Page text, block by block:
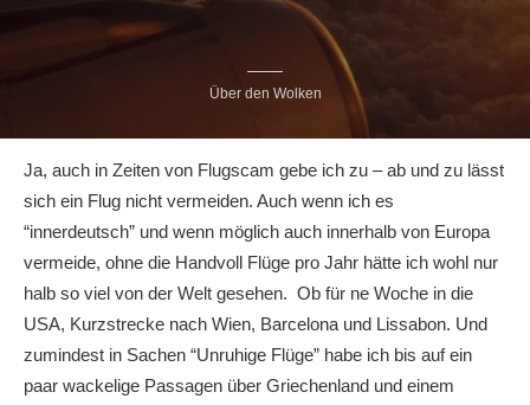
Über den Wolken
Ja, auch in Zeiten von Flugscam gebe ich zu – ab und zu lässt
sich ein Flug nicht vermeiden. Auch wenn ich es
“innerdeutsch” und wenn möglich auch innerhalb von Europa
vermeide, ohne die Handvoll Flüge pro Jahr hätte ich wohl nur
halb so viel von der Welt gesehen. Ob für ne Woche in die
USA, Kurzstrecke nach Wien, Barcelona und Lissabon. Und
zumindest in Sachen “Unruhige Flüge” habe ich bis auf ein
paar wackelige Passagen über Griechenland und einem